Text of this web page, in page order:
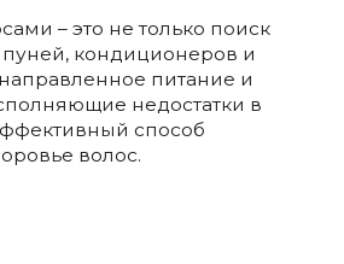
– это не только поиск
кондиционеров и
питание и
недостатки в
способ
волос.